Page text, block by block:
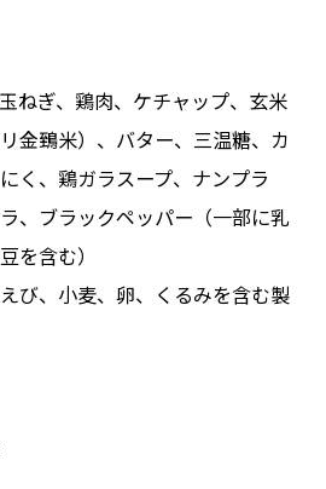
ねぎ、鶏肉、ケチャップ、玄米
金鵄米）、バター、三温糖、カ
く、鶏ガラスープ、ナンプラ
、ブラックペッパー（一部に乳
を含む）
び、小麦、卵、くるみを含む製